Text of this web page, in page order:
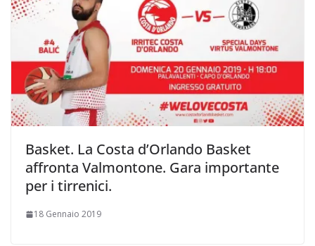
Basket. La Costa d’Orlando Basket
affronta Valmontone. Gara importante
per i tirrenici.
18 Gennaio 2019